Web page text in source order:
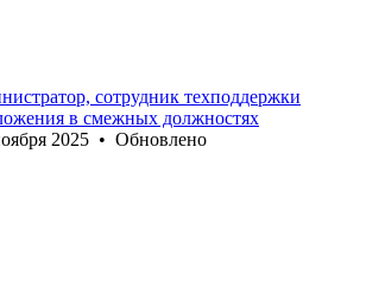
сотрудник техподдержки
в смежных должностях
2025 • Обновлено